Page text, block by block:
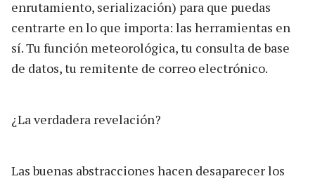
enrutamiento, serialización) para que puedas
centrarte en lo que importa: las herramientas en
sí. Tu función meteorológica, tu consulta de base
de datos, tu remitente de correo electrónico.
¿La verdadera revelación?
Las buenas abstracciones hacen desaparecer los